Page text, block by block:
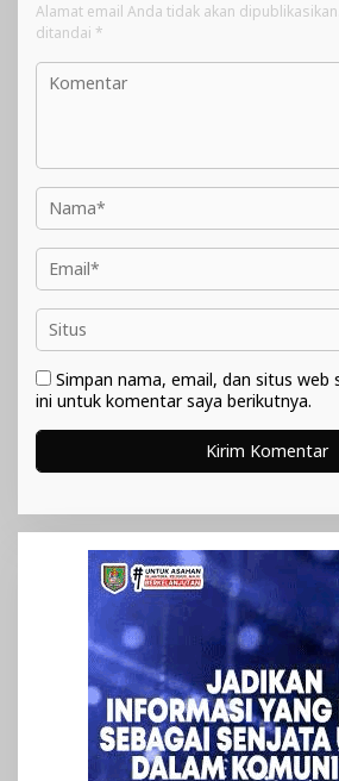
Alamat email Anda tidak akan dipublikasikan.
ditandai *
Simpan nama, email, dan situs web
ini untuk komentar saya berikutnya.